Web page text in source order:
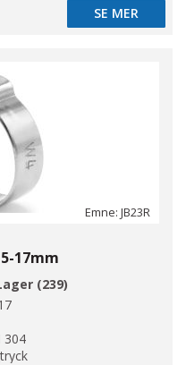
SE MER
SE MER
Emne: JB23R
17mm
(239)
304